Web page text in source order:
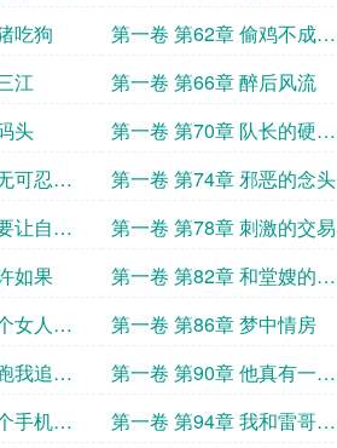
是洗脚
吃狗
第一卷 第62章 偷鸡不成蚀
把米
江 第一卷 第66章 醉后风流
头
第一卷 第70章 队长的硬不
硬
可忍毋
第一卷 第74章 邪恶的念头
让自己
第一卷 第78章 刺激的交易
如果
第一卷 第82章 和堂嫂的斗
嘴日常
女人一
第一卷 第86章 梦中情房
我追他
第一卷 第90章 他真有一个
妹妹
手机两
第一卷 第94章 我和雷哥的